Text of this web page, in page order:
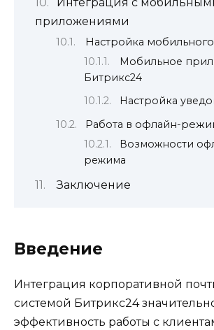
приложениями
Настройка мобильного
Мобильное
Битрикс24
Настройка
Работа в офлайн-
Возможности
режима
Заключение
Введение
Интеграция корпоративной
системой Битрикс24
эффективность работы с